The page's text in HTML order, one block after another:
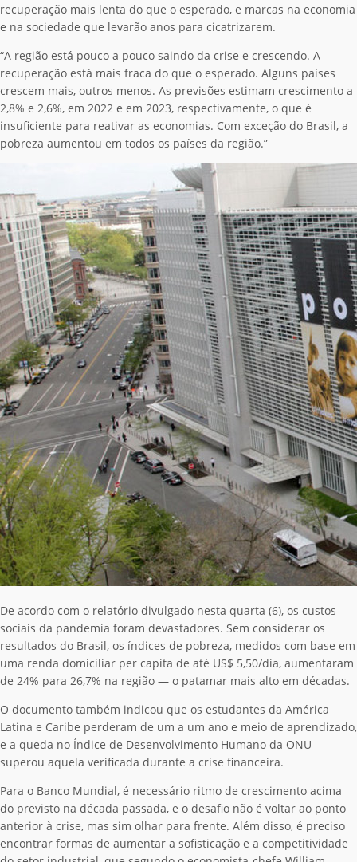
recuperação mais lenta do que o esperado, e marcas na economia
e na sociedade que levarão anos para cicatrizarem.
“A região está pouco a pouco saindo da crise e crescendo. A
recuperação está mais fraca do que o esperado. Alguns países
crescem mais, outros menos. As previsões estimam crescimento a
2,8% e 2,6%, em 2022 e em 2023, respectivamente, o que é
insuficiente para reativar as economias. Com exceção do Brasil, a
pobreza aumentou em todos os países da região.”
De acordo com o relatório divulgado nesta quarta (6), os custos
sociais da pandemia foram devastadores. Sem considerar os
resultados do Brasil, os índices de pobreza, medidos com base em
uma renda domiciliar per capita de até US$ 5,50/dia, aumentaram
de 24% para 26,7% na região — o patamar mais alto em décadas.
O documento também indicou que os estudantes da América
Latina e Caribe perderam de um a um ano e meio de aprendizado,
e a queda no Índice de Desenvolvimento Humano da ONU
superou aquela verificada durante a crise financeira.
Para o Banco Mundial, é necessário ritmo de crescimento acima
do previsto na década passada, e o desafio não é voltar ao ponto
anterior à crise, mas sim olhar para frente. Além disso, é preciso
encontrar formas de aumentar a sofisticação e a competitividade